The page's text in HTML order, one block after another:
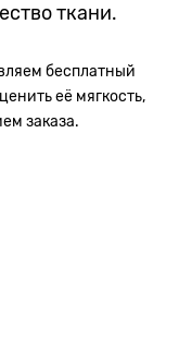
ткани.
бесплатный
её мягкость,
заказа.